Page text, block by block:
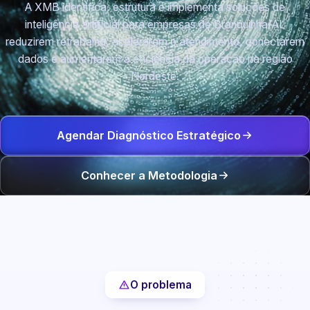
A XMB identifica, estrutura e implementa soluções de
inteligência artificial para empresas de Branquinha/AL
reduzirem retrabalho, acelerarem o atendimento, conectarem
dados e aumentarem a eficiência da operação na região
Nordeste.
Agendar Diagnóstico Estratégico
Conhecer a Metodologia
O problema